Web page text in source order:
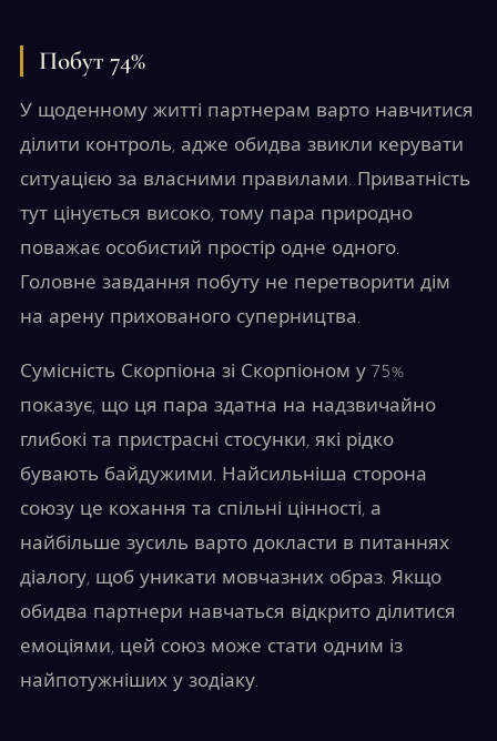
Побут 74%
У щоденному житті партнерам варто навчитися
ділити контроль, адже обидва звикли керувати
ситуацією за власними правилами. Приватність
тут цінується високо, тому пара природно
поважає особистий простір одне одного.
Головне завдання побуту не перетворити дім
на арену прихованого суперництва.
Сумісність Скорпіона зі Скорпіоном у 75%
показує, що ця пара здатна на надзвичайно
глибокі та пристрасні стосунки, які рідко
бувають байдужими. Найсильніша сторона
союзу це кохання та спільні цінності, а
найбільше зусиль варто докласти в питаннях
діалогу, щоб уникати мовчазних образ. Якщо
обидва партнери навчаться відкрито ділитися
емоціями, цей союз може стати одним із
найпотужніших у зодіаку.